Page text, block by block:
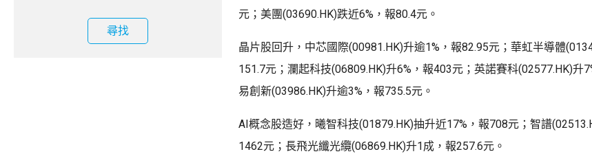
尋找
元；美團(03690.HK)跌近6%，報80.4元。
晶片股回升，中芯國際(00981.HK)升逾1%，報82.95元；華虹半導體
151.7元；瀾起科技(06809.HK)升6%，報403元；英諾賽科(02577.HK)升
易創新(03986.HK)升逾3%，報735.5元。
AI概念股造好，曦智科技(01879.HK)抽升近17%，報708元；智譜
1462元；長飛光纖光纜(06869.HK)升1成，報257.6元。